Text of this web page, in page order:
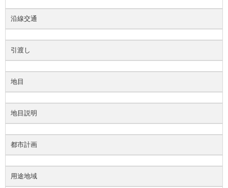
沿線交通
引渡し
地目
地目説明
都市計画
用途地域